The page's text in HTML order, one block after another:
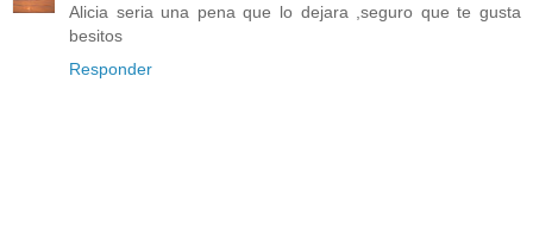
Alicia seria una pena que lo dejara ,seguro que te gusta
besitos
Responder